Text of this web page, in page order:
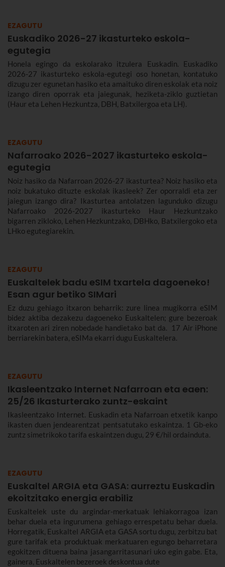
EZAGUTU
Euskadiko 2026-27 ikasturteko eskola-
egutegia
Honela egingo da eskolarako itzulera Euskadin. Euskadiko
2026-27 ikasturteko eskola-egutegi oso honetan, kontatuko
dizugu zer egunetan hasiko eta amaituko diren eskolak eta noiz
izango diren oporrak eta jaiegunak, heziketa-ziklo guztietan
(Haur eta Lehen Hezkuntza, DBH, Batxilergoa eta LH).
EZAGUTU
Nafarroako 2026-2027 ikasturteko eskola-
egutegia
Noiz hasiko da Nafarroan 2026-27 ikasturtea? Noiz hasiko eta
noiz bukatuko dituzte eskolak ikasleek? Zer oporraldi eta zer
jaiegun izango dira? Ikasturtea antolatzen lagunduko dizugu
Nafarroako 2026-2027 ikasturteko Haur Hezkuntzako
bigarren zikloko, Lehen Hezkuntzako, DBHko, Batxilergoko eta
LHko egutegiarekin.
EZAGUTU
Euskaltelek badu eSIM txartela dagoeneko!
Esan agur betiko SIMari
Ez duzu gehiago itxaron beharrik: zure linea mugikorra eSIM
bidez aktiba dezakezu dagoeneko Euskaltelen; gure bezeroak
itxaroten ari ziren nobedade handietako bat da. 17 Air iPhone
berriarekin batera, eSIMa ekarri dugu Euskaltelera.
EZAGUTU
Ikasleentzako Internet Nafarroan eta eaen:
25/26 Ikasturterako zuntz-eskaint
Ikasleentzako Internet. Euskadin eta Nafarroan etxetik kanpo
ikasten duen jendearentzat pentsatutako eskaintza. 1 Gb-eko
zuntz simetrikoko tarifa eskaintzen dugu, 29 €/hil ordainduta.
EZAGUTU
Euskaltel ARGIA eta GASA: aurreztu Euskadin
ekoitzitako energia erabiliz
Euskaltelek uste du argindar-merkatuak lehiakorragoa izan
behar duela eta ingurumena gehiago errespetatu behar duela.
Horregatik, Euskaltel ARGIA eta GASA sortu dugu, zerbitzu bat
gure tarifak eta produktuak merkatuaren egungo beharretara
egokitzen dituena baina jasangarritasunari uko egin gabe. Eta,
gainera, Euskaltelen bezeroek deskontua dute